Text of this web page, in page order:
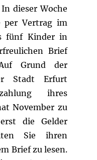
dieser Woche
per Vertrag im
fünf Kinder in
Brief
Grund der
Stadt Erfurt
ihres
November zu
die Gelder
Sie ihren
Brief zu lesen.